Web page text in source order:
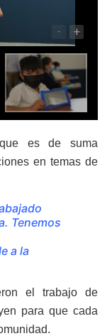
- +
es de suma
en temas de
Tenemos
a la
el trabajo de
para que cada